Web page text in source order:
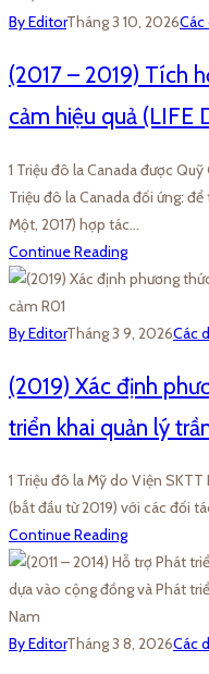
By EditorTháng 3 10, 2026Các
(2017 – 2019) Tích
cảm hiệu quả (LIFE
1 Triệu đô la Canada được
Triệu đô la Canada đối ứng:
Một, 2017) hợp tác…
Continue Reading
By EditorTháng 3 9, 2026Các
(2019) Xác định
triển khai quản lý
1 Triệu đô la Mỹ do Viện
(bắt đầu từ 2019) với các đối
Continue Reading
By EditorTháng 3 8, 2026Các